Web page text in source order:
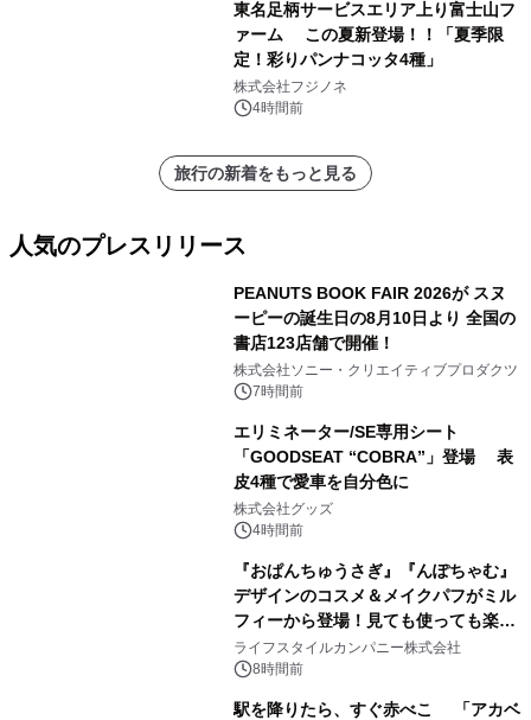
東名足柄サービスエリア上り富士山フ
ァーム この夏新登場！！「夏季限
定！彩りパンナコッタ4種」
株式会社フジノネ
4時間前
旅行の新着をもっと見る
人気のプレスリリース
PEANUTS BOOK FAIR 2026が スヌ
ーピーの誕生日の8月10日より 全国の
書店123店舗で開催！
株式会社ソニー・クリエイティブプロダクツ
7時間前
エリミネーター/SE専用シート
「GOODSEAT “COBRA”」登場 表
皮4種で愛車を自分色に
株式会社グッズ
4時間前
『おぱんちゅうさぎ』『んぽちゃむ』
デザインのコスメ＆メイクパフがミル
フィーから登場！見ても使っても楽し
い、ポップでキュートなコレクショ
ン。
ライフスタイルカンパニー株式会社
8時間前
駅を降りたら、すぐ赤べこ 「アカベ